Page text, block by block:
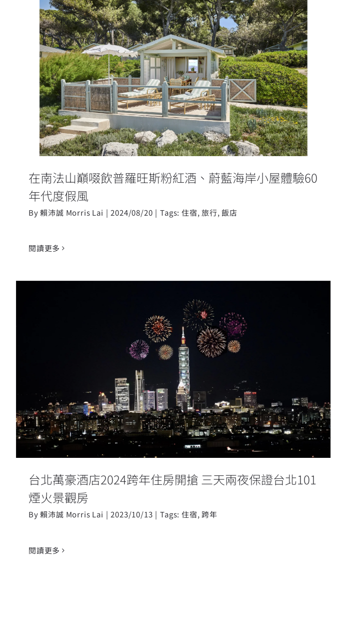
在南法山巔啜飲普羅旺斯粉紅酒、蔚藍海岸小屋體
驗60年代度假風
在南法山巔啜飲普羅旺斯粉紅酒、蔚藍海岸小屋體驗60
年代度假風
By賴沛誠 Morris Lai | 2024/08/20 | Tags:住宿,旅行,飯店
閱讀更多
台北萬豪酒店2024跨年住房開搶 三天兩夜保證台北
101煙火景觀房
台北萬豪酒店2024跨年住房開搶 三天兩夜保證台北101
煙火景觀房
By賴沛誠 Morris Lai | 2023/10/13 | Tags:住宿,跨年
閱讀更多